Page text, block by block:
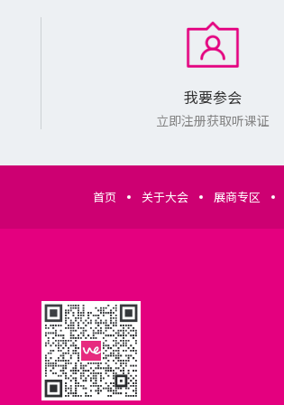
我要参会
立即注册获取听课证
首页 关于大会 展商专区